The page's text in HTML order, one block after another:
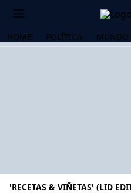
HOME POLÍTICA MUNDO
'RECETAS & VIÑETAS' (LID